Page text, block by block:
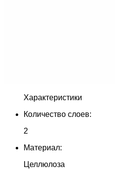
Характеристики
Количество слоев:
2
Материал:
Целлюлоза